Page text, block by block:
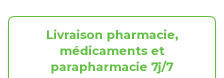
Livraison pharmacie,
médicaments et
parapharmacie 7j/7